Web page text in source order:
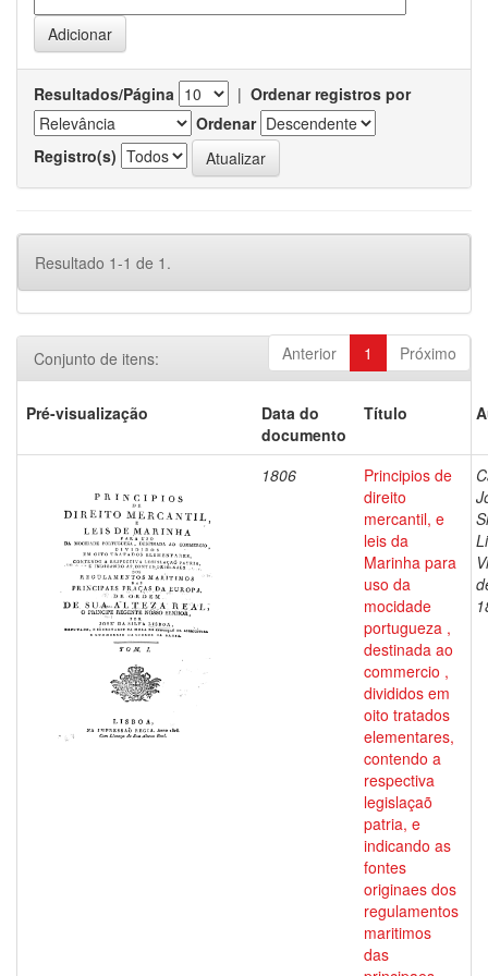
Resultados/Página | Ordenar registros por
Ordenar
Registro(s)
Resultado 1-1 de 1.
Anterior 1 Próximo
Conjunto de itens:
Pré-visualização
Data do
documento
Título
1806
Principios de
direito
mercantil, e
leis da
Marinha para
uso da
mocidade
portugueza ,
destinada ao
commercio ,
divididos em
oito tratados
elementares,
contendo a
respectiva
legislaçaõ
patria, e
indicando as
fontes
originaes dos
regulamentos
maritimos
das